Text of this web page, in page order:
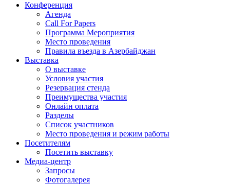
Конференция
Агенда
Call For Papers
Программа Мероприятия
Место проведения
Правила въезда в Азербайджан
Выставка
О выставке
Условия участия
Резервация стенда
Преимущества участия
Онлайн оплата
Разделы
Список участников
Место проведения и режим работы
Посетителям
Посетить выставку
Медиа-центр
Запросы
Фотогалерея